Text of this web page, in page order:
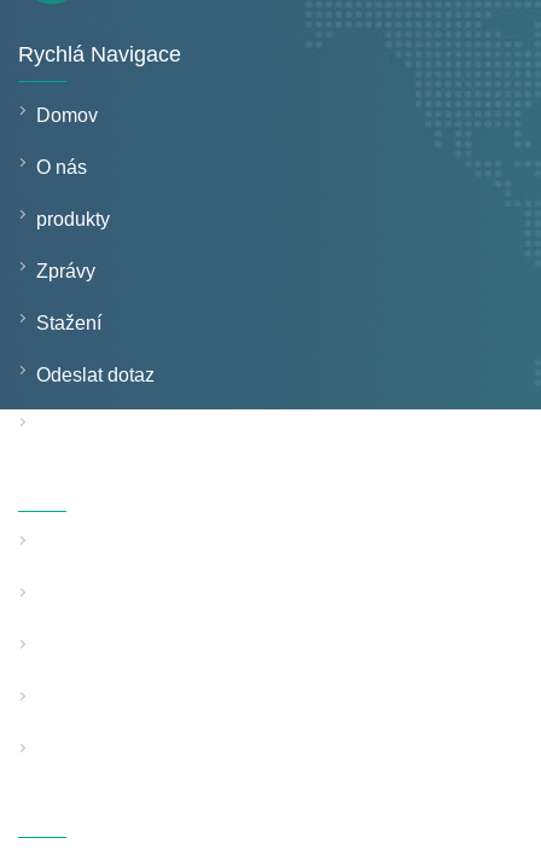
Rychlá Navigace
Domov
O nás
produkty
Zprávy
Stažení
Odeslat dotaz